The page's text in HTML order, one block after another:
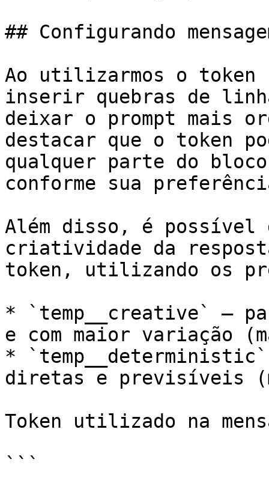
## Configurando
Ao utilizarmos o
inserir quebras de
deixar o prompt mais
destacar que o token
qualquer parte do bloco
conforme sua
Além disso, é
criatividade da
token, utilizando os
* `temp__creative` –
e com maior variação
*
diretas e previsíveis
Token utilizado na
```